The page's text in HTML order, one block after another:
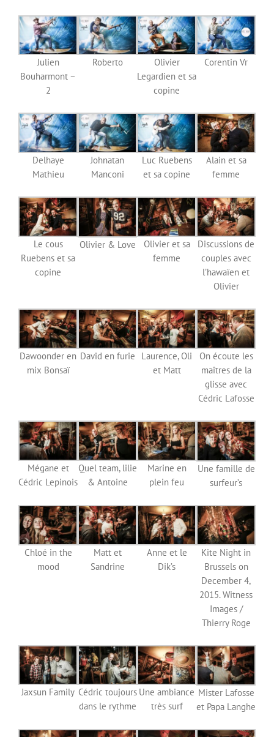
Julien
Bouharmont –
2
Roberto
Olivier
Legardien et sa
copine
Corentin Vr
Delhaye
Mathieu
Johnatan
Manconi
Luc Ruebens
et sa copine
Alain et sa
femme
Le cous
Ruebens et sa
copine
Olivier & Love
Olivier et sa
femme
Discussions de
couples avec
l’hawaïen et
Olivier
Dawoonder en
mix Bonsaï
David en furie
Laurence, Oli
et Matt
On écoute les
maîtres de la
glisse avec
Cédric Lafosse
Mégane et
Cédric Lepinois
Quel team, lilie
& Antoine
Marine en
plein feu
Une famille de
surfeur’s
Chloé in the
mood
Matt et
Sandrine
Anne et le
Dik’s
Kite Night in
Brussels on
December 4,
2015. Witness
Images /
Thierry Roge
Jaxsun Family Cédric toujours
dans le rythme
Une ambiance
très surf
Mister Lafosse
et Papa Langhe